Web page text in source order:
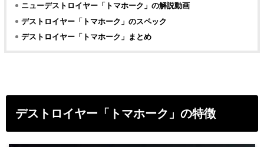
ニューデストロイヤー「トマホーク」の解説動画
デストロイヤー「トマホーク」のスペック
デストロイヤー「トマホーク」まとめ
デストロイヤー「トマホーク」の特徴